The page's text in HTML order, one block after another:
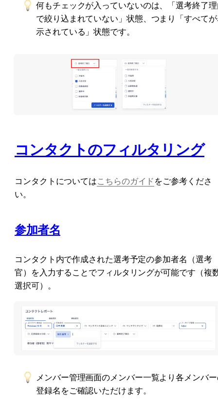
何もチェックが入っていないのは、「選考終了
で絞り込まれていない」状態、つまり「すべて
示されている」状態です。
コンタクトのフィルタリング
コンタクトについてはこちらのガイド をご参考くださ
い。
参加者名
コンタクト内で作成された選考予定の参加者名（選考
官）を入力することでフィルタリングが可能です（複
選択可）。
メンバー管理画面のメンバー一覧より各メンバ
登録名をご確認いただけます。